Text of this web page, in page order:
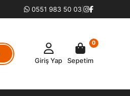
0551 983 50 03
Giriş Yap Sepetim
0